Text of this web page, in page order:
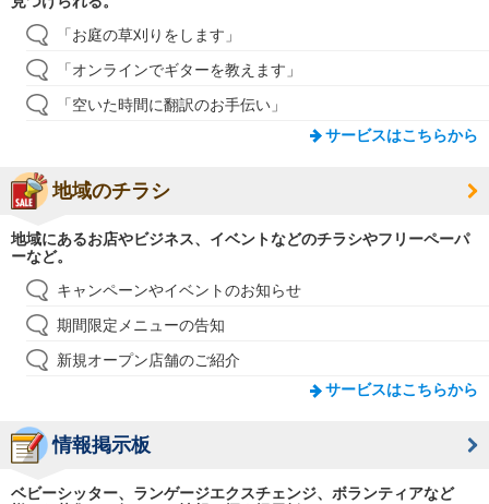
「お庭の草刈りをします」
「オンラインでギターを教えます」
「空いた時間に翻訳のお手伝い」
サービスはこちらから
地域のチラシ
地域にあるお店やビジネス、イベントなどのチラシやフリーペーパ
ーなど。
キャンペーンやイベントのお知らせ
期間限定メニューの告知
新規オープン店舗のご紹介
サービスはこちらから
情報掲示板
ベビーシッター、ランゲージエクスチェンジ、ボランティアなど